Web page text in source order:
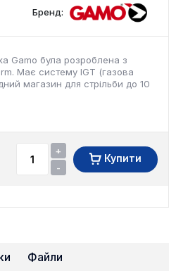
Бренд:
Gamo була розроблена з
Має систему IGT (газова
магазин для стрільби до 10
+
-
Купити
Файли